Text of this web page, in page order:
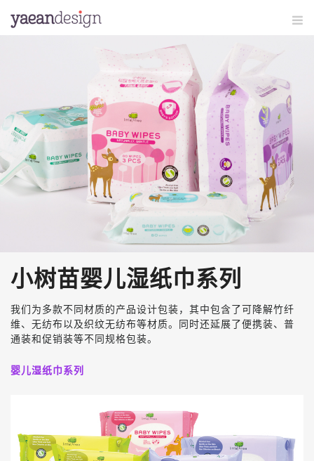
小树苗婴儿湿纸巾系列
我们为多款不同材质的产品设计包装，其中包含了可降解竹纤
维、无纺布以及织纹无纺布等材质。同时还延展了便携装、普
通装和促销装等不同规格包装。
婴儿湿纸巾系列